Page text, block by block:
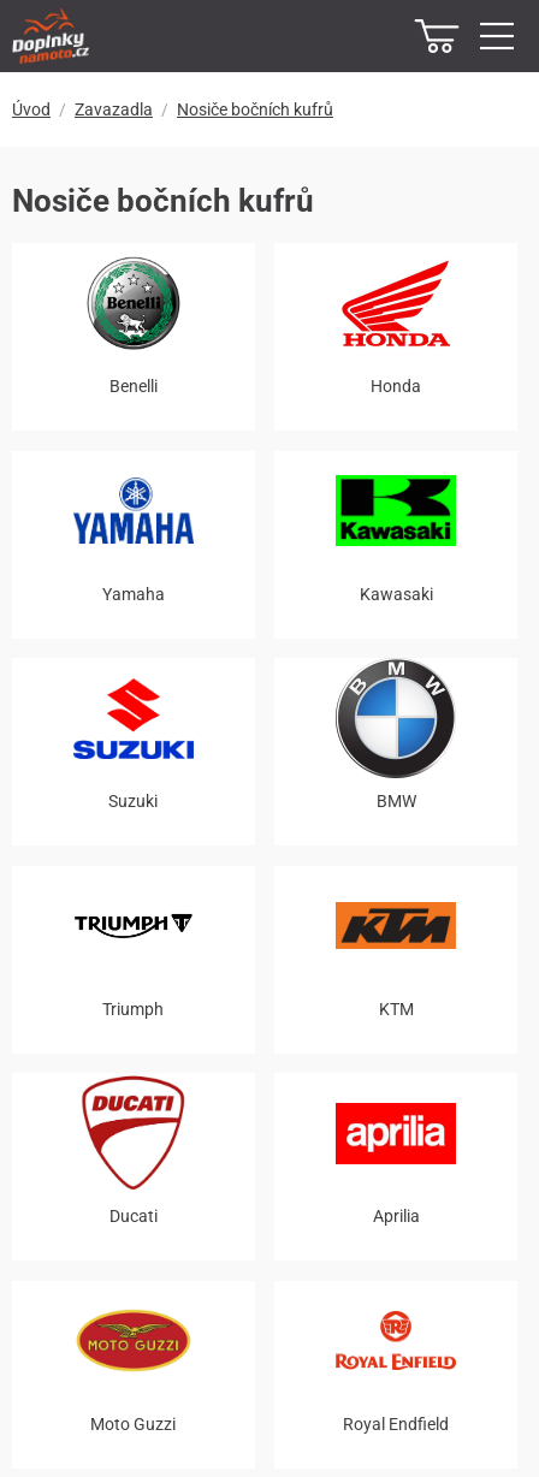
Úvod Zavazadla Nosiče bočních kufrů
Nosiče bočních kufrů
Benelli Honda
Yamaha Kawasaki
Suzuki BMW
Triumph KTM
Ducati Aprilia
Moto Guzzi Royal Endfield